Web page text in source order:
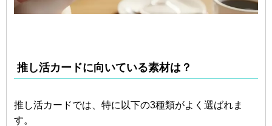
推し活カードに向いている素材は？
推し活カードでは、特に以下の3種類がよく選ばれま
す。